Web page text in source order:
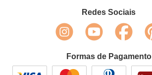
Redes Sociais
Formas de Pagamento